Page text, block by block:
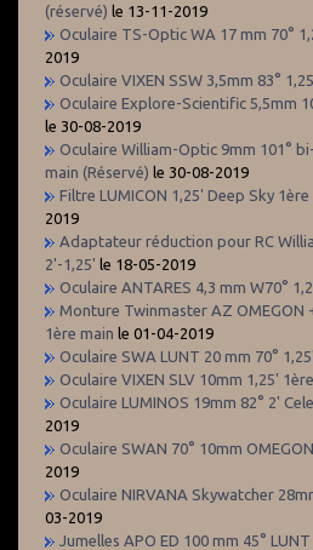
(réservé) le 13-11-2019
Oculaire TS-Optic WA 17 mm 70°
2019
Oculaire VIXEN SSW 3,5mm 83°
Oculaire Explore-Scientific 5,5mm
le 30-08-2019
Oculaire William-Optic 9mm 101°
main (Réservé) le 30-08-2019
Filtre LUMICON 1,25' Deep Sky
2019
Adaptateur réduction pour RC
2'-1,25' le 18-05-2019
Oculaire ANTARES 4,3 mm W70°
Monture Twinmaster AZ
1ère main le 01-04-2019
Oculaire SWA LUNT 20 mm 70°
Oculaire VIXEN SLV 10mm 1,25'
Oculaire LUMINOS 19mm 82° 2'
2019
Oculaire SWAN 70° 10mm
2019
Oculaire NIRVANA Skywatcher
03-2019
Jumelles APO ED 100 mm 45°